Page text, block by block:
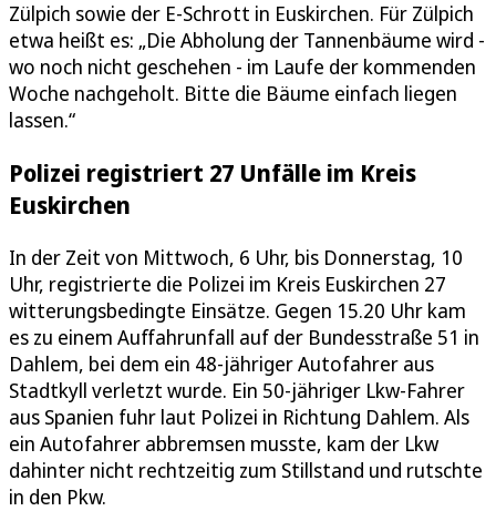
Zülpich sowie der E-Schrott in Euskirchen. Für Zülpich
etwa heißt es: „Die Abholung der Tannenbäume wird -
wo noch nicht geschehen - im Laufe der kommenden
Woche nachgeholt. Bitte die Bäume einfach liegen
lassen.“
Polizei registriert 27 Unfälle im Kreis
Euskirchen
In der Zeit von Mittwoch, 6 Uhr, bis Donnerstag, 10
Uhr, registrierte die Polizei im Kreis Euskirchen 27
witterungsbedingte Einsätze. Gegen 15.20 Uhr kam
es zu einem Auffahrunfall auf der Bundesstraße 51 in
Dahlem, bei dem ein 48-jähriger Autofahrer aus
Stadtkyll verletzt wurde. Ein 50-jähriger Lkw-Fahrer
aus Spanien fuhr laut Polizei in Richtung Dahlem. Als
ein Autofahrer abbremsen musste, kam der Lkw
dahinter nicht rechtzeitig zum Stillstand und rutschte
in den Pkw.